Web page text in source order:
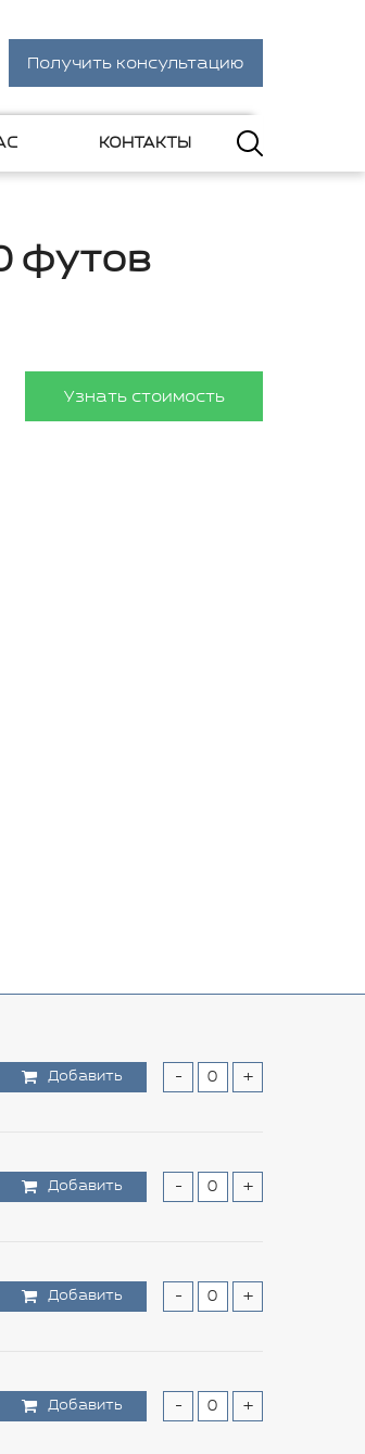
Получить консультацию
КОНТАКТЫ
футов
Узнать стоимость
Добавить - +
Добавить - +
Добавить - +
Добавить - +